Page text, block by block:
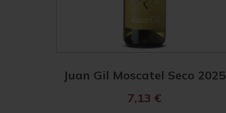
Juan Gil Moscatel Seco 2025
7,13 €